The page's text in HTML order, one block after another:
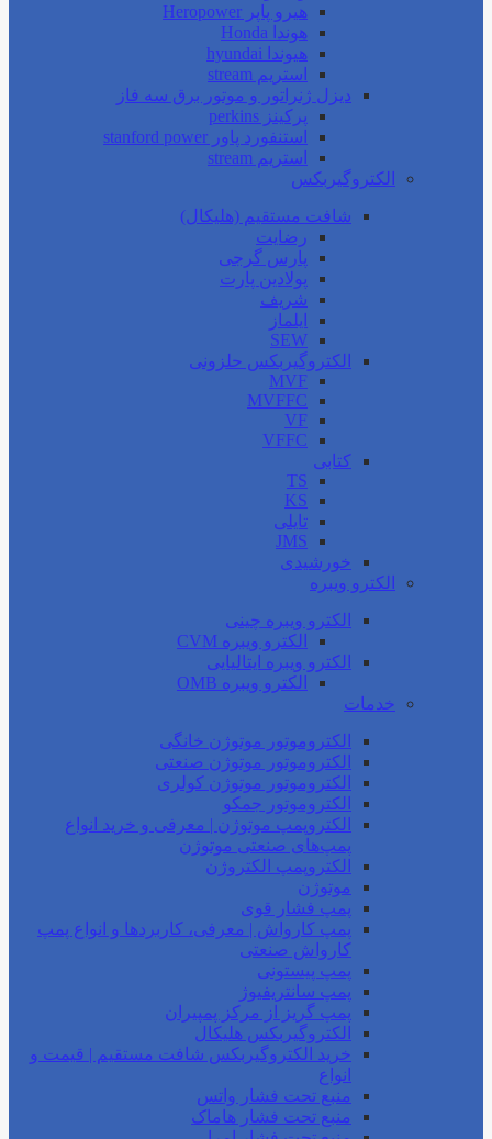
هیرو پاپر Heropower
هوندا Honda
هیوندا hyundai
استریم stream
دیزل ژنراتور و موتور برق سه فاز
پرکینز perkins
استنفورد پاور stanford power
استریم stream
الکتروگیربکس
شافت مستقیم (هلیکال)
رضایت
پارس گرجی
پولادین پارت
شریف
ایلماز
SEW
الکتروگیربکس حلزونی
MVF
MVFFC
VF
VFFC
کتابی
TS
KS
تایلی
JMS
خورشیدی
الکترو ویبره
الکترو ویبره چینی
الکترو ویبره CVM
الکترو ویبره ایتالیایی
الکترو ویبره OMB
خدمات
الکتروموتور موتوژن خانگی
الکتروموتور موتوژن صنعتی
الکتروموتور موتوژن کولری
الکتروموتور جمکو
الکتروپمپ موتوژن | معرفی و خرید انواع
پمپ‌های صنعتی موتوژن
الکتروپمپ الکتروژن
موتوژن
پمپ فشار قوی
پمپ کارواش | معرفی، کاربردها و انواع پمپ
کارواش صنعتی
پمپ پیستونی
پمپ سانتریفیوژ
پمپ گریز از مرکز پمپیران
الکتروگیربکس هلیکال
خرید الکتروگیربکس شافت مستقیم | قیمت و
انواع
منبع تحت فشار واتس
منبع تحت فشار هاماک